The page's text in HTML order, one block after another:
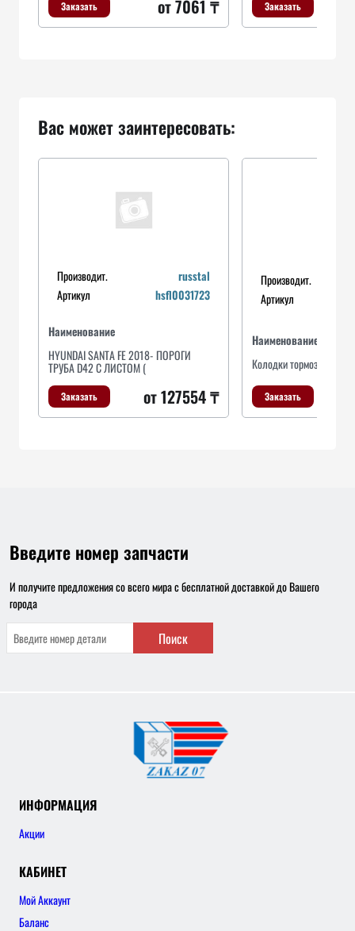
Заказать от 7061 ₸ Заказать
Вас может заинтересовать:
Производит.
russtal
Артикул
hsfl0031723
Наименование
HYUNDAI SANTA FE 2018- ПОРОГИ
ТРУБА D42 С ЛИСТОМ (
Заказать от 127554 ₸
Производит.
Артикул
Наименование
Колодки тормозные
Заказать
Введите номер запчасти
И получите предложения со всего мира с бесплатной доставкой до Вашего
города
Поиск
ИНФОРМАЦИЯ
Акции
КАБИНЕТ
Мой Аккаунт
Баланс